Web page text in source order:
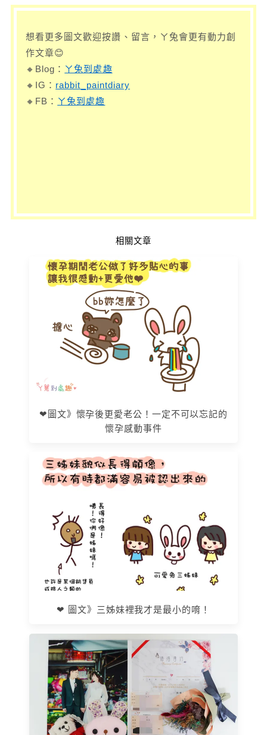
想看更多圖文歡迎按讚、留言，ㄚ兔會更有動力創
作文章😊
🔸Blog： ㄚ兔到處趣
🔸IG： rabbit_paintdiary
🔸FB： ㄚ兔到處趣
相關文章
❤圖文》懷孕後更愛老公！一定不可以忘記的
懷孕感動事件
❤ 圖文》三姊妹裡我才是最小的唷！